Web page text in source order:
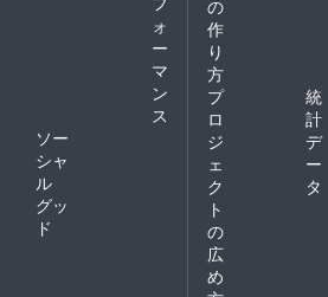
ォ
ー
マ
ン
ス
ソー
シャ
ル
グッ
ド
の
作
り
方
プ
ロ
ジ
ェ
ク
ト
の
広
め
統
計
デ
ー
タ